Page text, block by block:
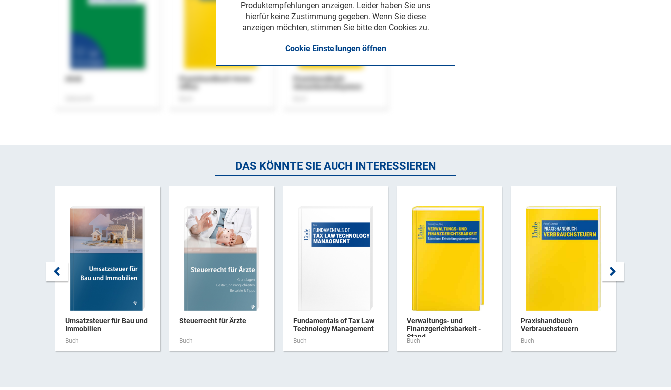
Produktempfehlungen anzeigen. Leider haben Sie uns
hierfür keine Zustimmung gegeben. Wenn Sie diese
anzeigen möchten, stimmen Sie bitte den Cookies zu.
Cookie Einstellungen öffnen
Praxishandbuch Home-
Praxishandbuch
DAS KÖNNTE SIE AUCH INTERESSIEREN
Umsatzsteuer für Bau und
Immobilien
Buch
Steuerrecht für Ärzte
Buch
Fundamentals of Tax Law
Technology Management
Buch
Verwaltungs- und
Finanzgerichtsbarkeit -
Stand ...
Buch
Praxishandbuch
Verbrauchsteuern
Buch